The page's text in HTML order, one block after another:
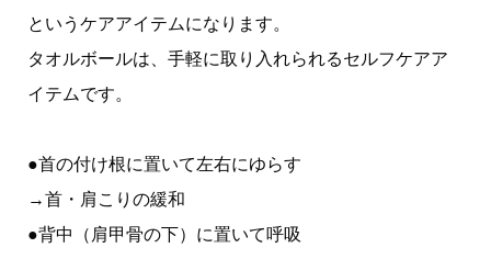
というケアアイテムになります。
タオルボールは、手軽に取り入れられるセルフケアア
イテムです。
●首の付け根に置いて左右にゆらす
→首・肩こりの緩和
●背中（肩甲骨の下）に置いて呼吸